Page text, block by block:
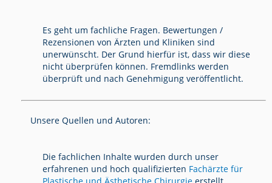
Es geht um fachliche Fragen. Bewertungen /
Rezensionen von Ärzten und Kliniken sind
unerwünscht. Der Grund hierfür ist, dass wir diese
nicht überprüfen können. Fremdlinks werden
überprüft und nach Genehmigung veröffentlicht.
Unsere Quellen und Autoren:
Die fachlichen Inhalte wurden durch unser
erfahrenen und hoch qualifizierten Fachärzte für